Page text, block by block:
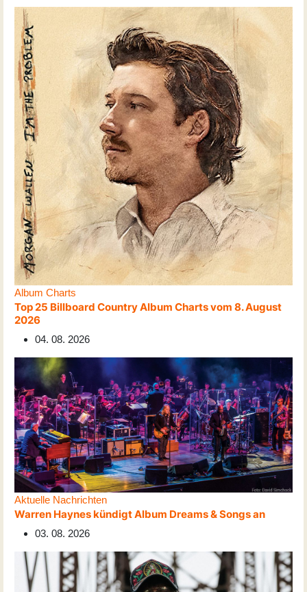
Album Charts
Top 25 Billboard Country Album Charts vom 8. August
2026
04. 08. 2026
Aktuelle Nachrichten
Warren Haynes kündigt Album Dreams & Songs an
03. 08. 2026